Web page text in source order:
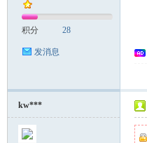
积分 28
发消息
kw***